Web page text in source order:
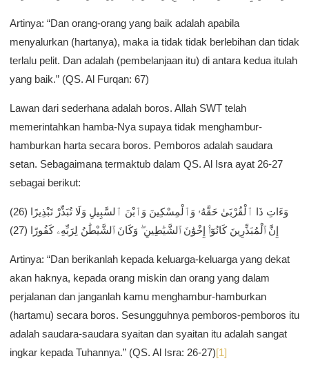
Artinya: “Dan orang-orang yang baik adalah apabila
menyalurkan (hartanya), maka ia tidak tidak berlebihan dan tidak
terlalu pelit. Dan adalah (pembelanjaan itu) di antara kedua itulah
yang baik.” (QS. Al Furqan: 67)
Lawan dari sederhana adalah boros. Allah SWT telah
memerintahkan hamba-Nya supaya tidak menghambur-
hamburkan harta secara boros. Pemboros adalah saudara
setan. Sebagaimana termaktub dalam QS. Al Isra ayat 26-27
sebagai berikut:
وَءَاتِ ذَا ٱلْقُرْبَىٰ حَقَّهُۥ وَٱلْمِسْكِينَ وَٱبْنَ ٱلسَّبِيلِ وَلَا تُبَذِّرْ تَبْذِيرًا (26)
إِنَّ ٱلْمُبَذِّرِينَ كَانُوٓا۟ إِخْوَٰنَ ٱلشَّيَٰطِينِ ۖ وَكَانَ ٱلشَّيْطَٰنُ لِرَبِّهِۦ كَفُورًا (27)
Artinya: “Dan berikanlah kepada keluarga-keluarga yang dekat
akan haknya, kepada orang miskin dan orang yang dalam
perjalanan dan janganlah kamu menghambur-hamburkan
(hartamu) secara boros. Sesungguhnya pemboros-pemboros itu
adalah saudara-saudara syaitan dan syaitan itu adalah sangat
ingkar kepada Tuhannya.” (QS. Al Isra: 26-27)[1]